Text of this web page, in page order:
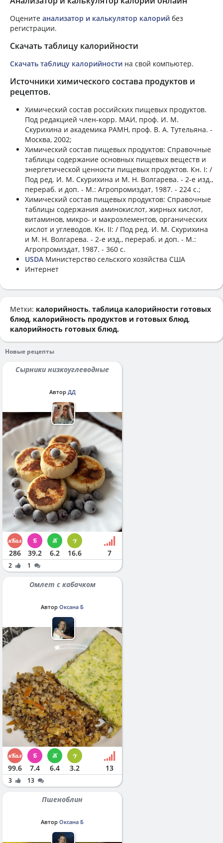
Оцените анализатор и калькулятор калорий без
регистрации.
Скачать таблицу калорийности
Скачать таблицу калорийности на свой компьютер.
Источники химического состава продуктов и
рецептов.
Химический состав российских пищевых продуктов.
Под редакцией член-корр. МАИ, проф. И. М.
Скурихина и академика РАМН, проф. В. А. Тутельяна. -
Москва, 2002;
Химический состав пищевых продуктов: Справочные
таблицы содержание основных пищевых веществ и
энергетической ценности пищевых продуктов. Кн. I: /
Под ред. И. М. Скурихина и М. Н. Волгарева. - 2-е изд.,
перераб. и доп. - М.: Агропромиздат, 1987. - 224 с.;
Химический состав пищевых продуктов: Справочные
таблицы содержания аминокислот, жирных кислот,
витаминов, микро- и макроэлементов, органических
кислот и углеводов. Кн. II: / Под ред. И. М. Скурихина
и М. Н. Волгарева. - 2-е изд., перераб. и доп. - М.:
Агропромиздат, 1987. - 360 с.
USDA Министерство сельского хозяйства США
Интернет
Метки: калорийность, таблица калорийности готовых
блюд, калорийность продуктов и готовых блюд,
калорийность готовых блюд.
Новые рецепты
Сырники низкоуглеводные
Автор ДД
286 39.2 6.2 16.6 7
2 1
Омлет с кабачком
Автор Оксана Б
99.6 7.4 6.4 3.2 13
3 13
Пшеноблин
Автор Оксана Б